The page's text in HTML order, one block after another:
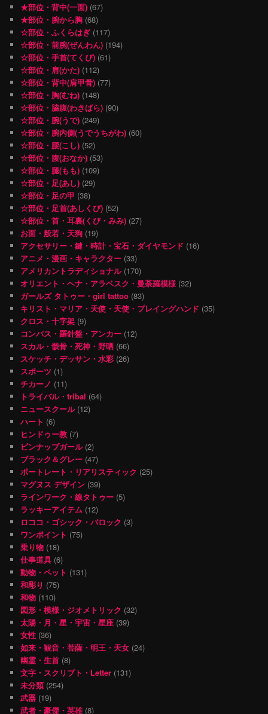
★部位・背中(一面) (67)
★部位・腕から胸 (68)
☆部位・ふくらはぎ (117)
☆部位・前腕(ぜんわん) (194)
☆部位・手首(てくび) (61)
☆部位・肩(かた) (112)
☆部位・背中(肩甲骨) (77)
☆部位・胸(むね) (148)
☆部位・脇腹(わきばら) (90)
☆部位・腕(うで) (249)
☆部位・腕内側(うでうちがわ) (60)
☆部位・腰(こし) (52)
☆部位・腹(おなか) (53)
☆部位・腿(もも) (109)
☆部位・足(あし) (29)
☆部位・足の甲 (38)
☆部位・足首(あしくび) (52)
☆部位・首・耳裏(くび・みみ) (27)
お面・般若・天狗 (19)
アクセサリー・鍵・時計・宝石・ダイヤモンド (16)
アニメ・漫画・キャラクター (33)
アメリカントラディショナル(170)
オリエント・ヘナ・アラベスク・曼荼羅模様 (32)
ガールズ タトゥー・girl tattoo (83)
キリスト・マリア・天使・天使・プレイングハンド (35)
クロス・十字架 (9)
コンパス・羅針盤・アンカー (12)
スカル・骸骨・死神・野晒 (66)
スケッチ・デッサン・水彩 (26)
スポーツ (1)
チカーノ (11)
トライバル・tribal (64)
ニュースクール(12)
ハート (6)
ヒンドゥー教 (7)
ピンナップガール(2)
ブラック＆グレー (47)
ポートレート・リアリスティック (25)
マグヌス デザイン (39)
ラインワーク・線タトゥー (5)
ラッキーアイテム (12)
ロココ・ゴシック・バロック (3)
ワンポイント (75)
乗り物 (18)
仕事道具 (6)
動物・ペット (131)
和彫り (75)
和物 (110)
図形・模様・ジオメトリック (32)
太陽・月・星・宇宙・星座 (39)
女性 (36)
如来・観音・菩薩・明王・天女 (24)
幽霊・生首 (8)
文字・スクリプト・Letter (131)
未分類(254)
武器 (19)
武者・豪傑・英雄(8)